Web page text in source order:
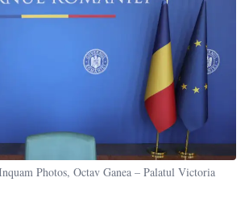
Photos, Octav Ganea – Palatul Victoria